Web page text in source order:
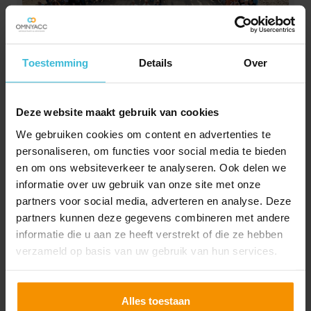
Toestemming Details Over
Deze website maakt gebruik van cookies
We gebruiken cookies om content en advertenties te
personaliseren, om functies voor social media te bieden
en om ons websiteverkeer te analyseren. Ook delen we
informatie over uw gebruik van onze site met onze
partners voor social media, adverteren en analyse. Deze
partners kunnen deze gegevens combineren met andere
informatie die u aan ze heeft verstrekt of die ze hebben
verzameld op basis van uw gebruik van hun services.
Alles toestaan
vermogen
Downloaden